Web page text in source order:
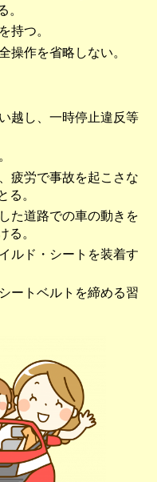
。
持つ。
操作を省略しない。
越し、一時停止違反等
疲労で事故を起こさな
る。
た道路での車の動きを
る。
ルド・シートを装着す
ートベルトを締める習